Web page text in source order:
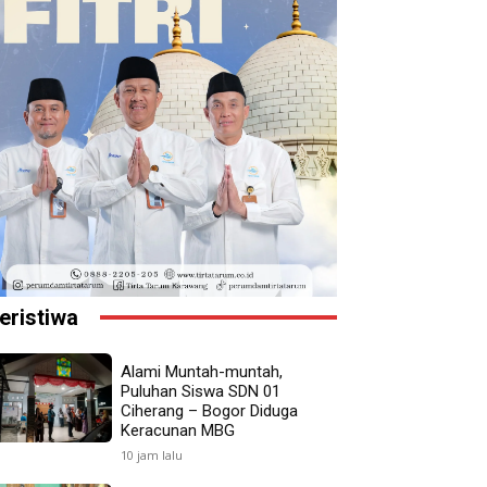
Alami Muntah-muntah,
Puluhan Siswa SDN 01
Ciherang – Bogor Diduga
Keracunan MBG
10 jam lalu